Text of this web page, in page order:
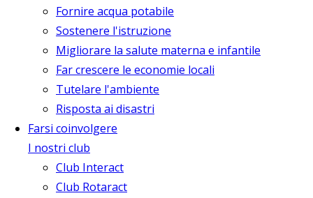
Fornire acqua potabile
Sostenere l'istruzione
Migliorare la salute materna e infantile
Far crescere le economie locali
Tutelare l'ambiente
Risposta ai disastri
Farsi coinvolgere
I nostri club
Club Interact
Club Rotaract